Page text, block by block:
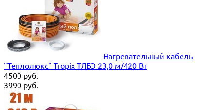
Нагревательный кабель
"Теплолюкс" Tropix ТЛБЭ 23,0 м/420 Вт
4500 руб.
3990 руб.